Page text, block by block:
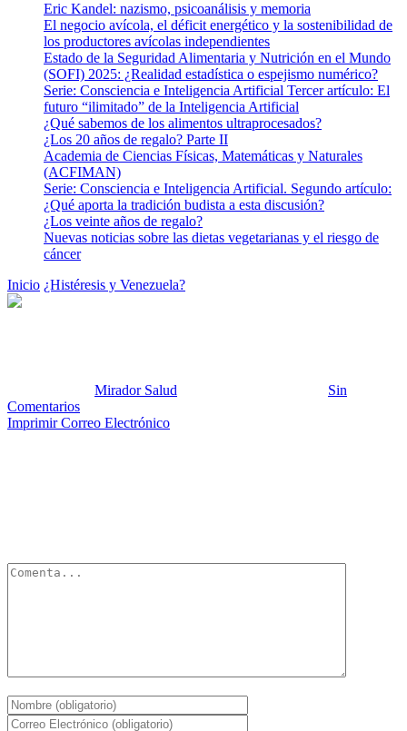
Eric Kandel: nazismo, psicoanálisis y memoria
El negocio avícola, el déficit energético y la sostenibilidad de
los productores avícolas independientes
Estado de la Seguridad Alimentaria y Nutrición en el Mundo
(SOFI) 2025: ¿Realidad estadística o espejismo numérico?
Serie: Consciencia e Inteligencia Artificial Tercer artículo: El
futuro “ilimitado” de la Inteligencia Artificial
¿Qué sabemos de los alimentos ultraprocesados?
¿Los 20 años de regalo? Parte II
Academia de Ciencias Físicas, Matemáticas y Naturales
(ACFIMAN)
Serie: Consciencia e Inteligencia Artificial. Segundo artículo:
¿Qué aporta la tradición budista a esta discusión?
¿Los veinte años de regalo?
Nuevas noticias sobre las dietas vegetarianas y el riesgo de
cáncer
Inicio ¿Histéresis y Venezuela?
Mirador Salud
Sin
Comentarios
Imprimir Correo Electrónico